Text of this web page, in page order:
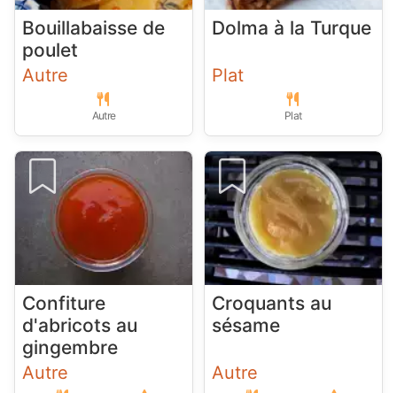
Bouillabaisse de
poulet
Autre
Autre
Dolma à la Turque
Plat
Plat
Confiture
d'abricots au
gingembre
Autre
Croquants au
sésame
Autre